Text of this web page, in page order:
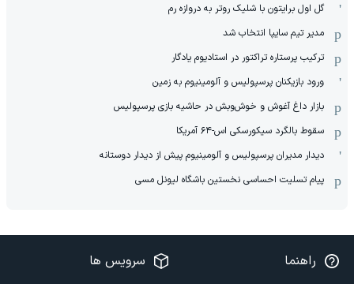
گل اول برایتون با شلیک روتر به دروازه رم
مدیر تیم سایپا انتخاب شد
ترکیب پرستاره تراکتور در استادیوم یادگار
ورود بازیکنان پرسپولیس و آلومینیوم به زمین
بازار داغ آغوش و خوش‌و‌بش در حاشیه بازی پرسپولیس
سقوط بالگرد سیکورسکی اس-۶۴ آمریکا
دیدار مدیران پرسپولیس و آلومینیوم پیش از دیدار دوستانه
پیام تسلیت احساسی نخستین باشگاه لیونل مسی
راهنما سرویس ها